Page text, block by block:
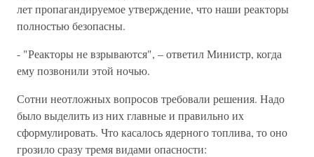
лет пропагандируемое утверждение, что наши реакторы
полностью безопасны.
- "Реакторы не взрываются", – ответил Министр, когда
ему позвонили этой ночью.
Сотни неотложных вопросов требовали решения. Надо
было выделить из них главные и правильно их
сформулировать. Что касалось ядерного топлива, то оно
грозило сразу тремя видами опасности: